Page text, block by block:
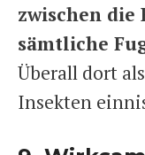
zwischen die
sämtliche
Überall dort
Insekten